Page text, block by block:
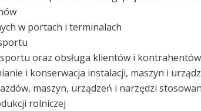
w portach i terminalach
oraz obsługa klientów i kontrahentów
i konserwacja instalacji, maszyn i
maszyn, urządzeń i narzędzi
rolniczej